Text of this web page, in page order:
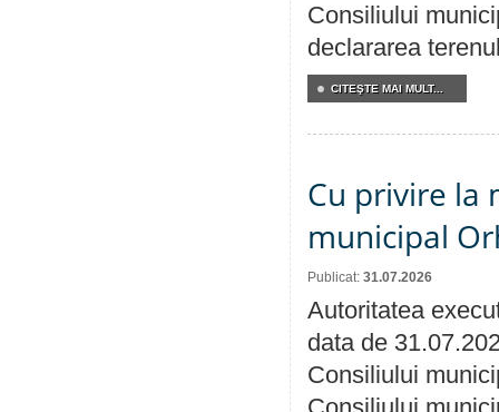
Consiliului
declararea
CITEŞTE MAI MULT...
Cu privire la
municipal
Publicat: 31.07.2026
Autoritatea
data de
Consiliului